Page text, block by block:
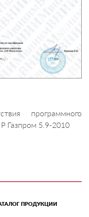
программного
Газпром 5.9-2010
ПРОДУКЦИИ